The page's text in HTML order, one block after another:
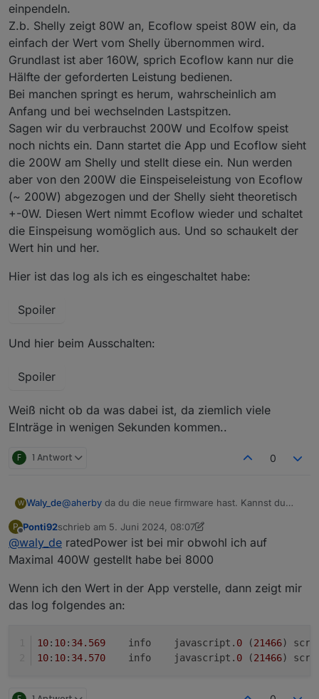
einpendeln.
Z.b. Shelly zeigt 80W an, Ecoflow speist 80W ein, da
einfach der Wert vom Shelly übernommen wird.
Grundlast ist aber 160W, sprich Ecoflow kann nur die
Hälfte der geforderten Leistung bedienen.
Bei manchen springt es herum, wahrscheinlich am
Anfang und bei wechselnden Lastspitzen.
Sagen wir du verbrauchst 200W und Ecolfow speist
noch nichts ein. Dann startet die App und Ecoflow sieht
die 200W am Shelly und stellt diese ein. Nun werden
aber von den 200W die Einspeiseleistung von Ecoflow
(~ 200W) abgezogen und der Shelly sieht theoretisch
+-0W. Diesen Wert nimmt Ecoflow wieder und schaltet
die Einspeisung womöglich aus. Und so schaukelt der
Wert hin und her.
Hier ist das log als ich es eingeschaltet habe:
Spoiler
Und hier beim Ausschalten:
Spoiler
Weiß nicht ob da was dabei ist, da ziemlich viele
EInträge in wenigen Sekunden kommen..
F 1 Antwort 0
W Waly_de@aherby da du die neue firmware hast. Kannst du
anschließend unter den Objekten an der Stelle:
Zu finden ist?
P
Offline
Ponti92schrieb am 5. Juni 2024, 08:07
zuletzt editiert von Ponti926. Mai 2024, 10:11
@waly_de ratedPower ist bei mir obwohl ich auf
Maximal 400W gestellt habe bei 8000
Wenn ich den Wert in der App verstelle, dann zeigt mir
das log folgendes an:
10: 10: 34.569
	info	javascript.
0 (21466)
10: 10: 34.570
	info	javascript.
0 (21466)